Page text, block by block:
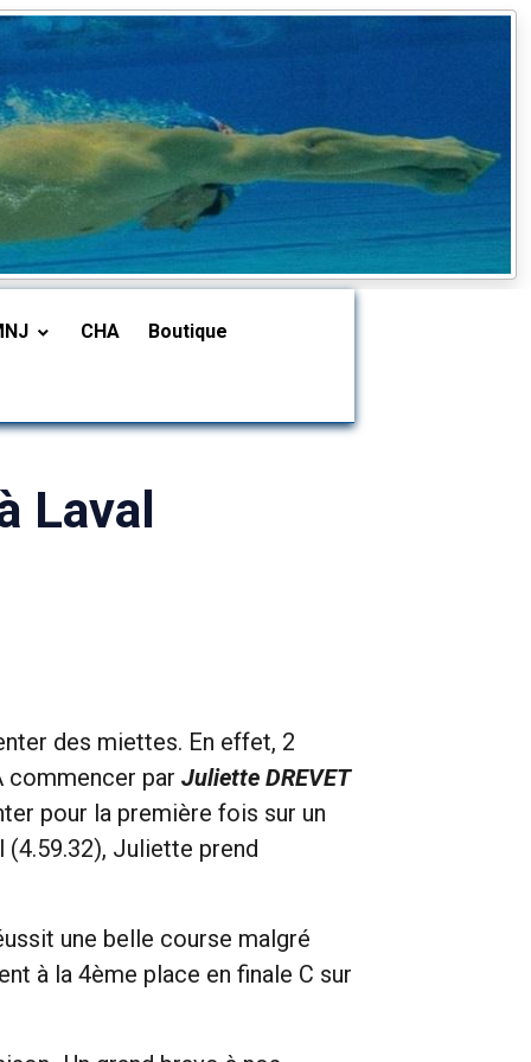
CHA Boutique
Laval
des miettes. En effet, 2
commencer parJuliette DREVET
pour la première fois sur un
Juliette prend
une belle course malgré
à la 4ème place en finale C sur